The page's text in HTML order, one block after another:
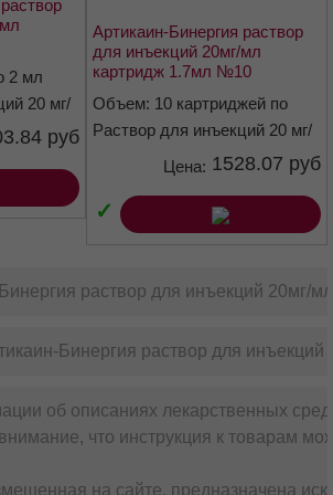
группа
средство
свойства
средством амидного
действие за счёт
приводит к обратимому угнетению
по нервному волокну и обратимой
2 мл
20 мг/
руб
Артикаин-Бинергия раствор
для инъекций 20мг/мл
картридж 1.7мл №10
Объем: 10 картриджей по
1.7мл
Раствор для инъекций 20 мг/
Цена: 1528.07 руб
✓
Бинергия раствор для инъекций
Бинергия раствор для
об описаниях лекарственных
что инструкция к товарам
на сайте, предназначена